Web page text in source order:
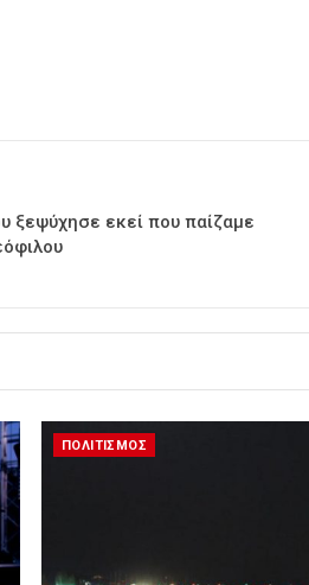
ξεψύχησε εκεί που παίζαμε
ΠΟΛΙΤΙΣΜΟΣ